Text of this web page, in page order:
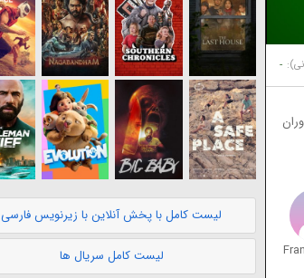
-
لیست کامل با پخش آنلاین با زیرنویس فارسی
لیست کامل سریال ها